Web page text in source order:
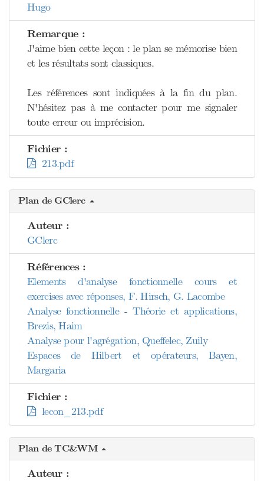
Hugo
Remarque :
J'aime bien cette leçon : le plan se mémorise bien
et les résultats sont classiques.
Les références sont indiquées à la fin du plan.
N'hésitez pas à me contacter pour me signaler
toute erreur ou imprécision.
Fichier :
213.pdf
Plan de GClerc
Auteur :
GClerc
Références :
Elements d'analyse fonctionnelle cours et
exercises avec réponses, F. Hirsch, G. Lacombe
Analyse fonctionnelle - Théorie et applications,
Brezis, Haim
Analyse pour l'agrégation, Queffelec, Zuily
Espaces de Hilbert et opérateurs, Bayen,
Margaria
Fichier :
lecon_213.pdf
Plan de TC&WM
Auteur :